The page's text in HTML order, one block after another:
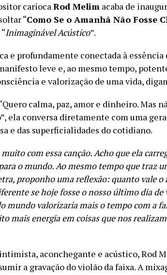
cariocaRod Melim acaba de
“Como Se o Amanhã Não Fosse
Inimaginável Acústico”.
e profundamente conectada à essência
leve e, ao mesmo tempo,
e valorização de uma vida,
calma, paz, amor e dinheiro. Mas
ela conversa diretamente com uma
e das superficialidades do cotidiano.
com essa canção. Acho que ela
o mundo. Ao mesmo tempo que traz
proponho uma reflexão: quanto vale o
se hoje fosse o nosso último dia de
mundo valorizaria mais o tempo com a
mais energia em coisas que nos
aconchegante e acústico, Rod
a gravação do violão da faixa. A